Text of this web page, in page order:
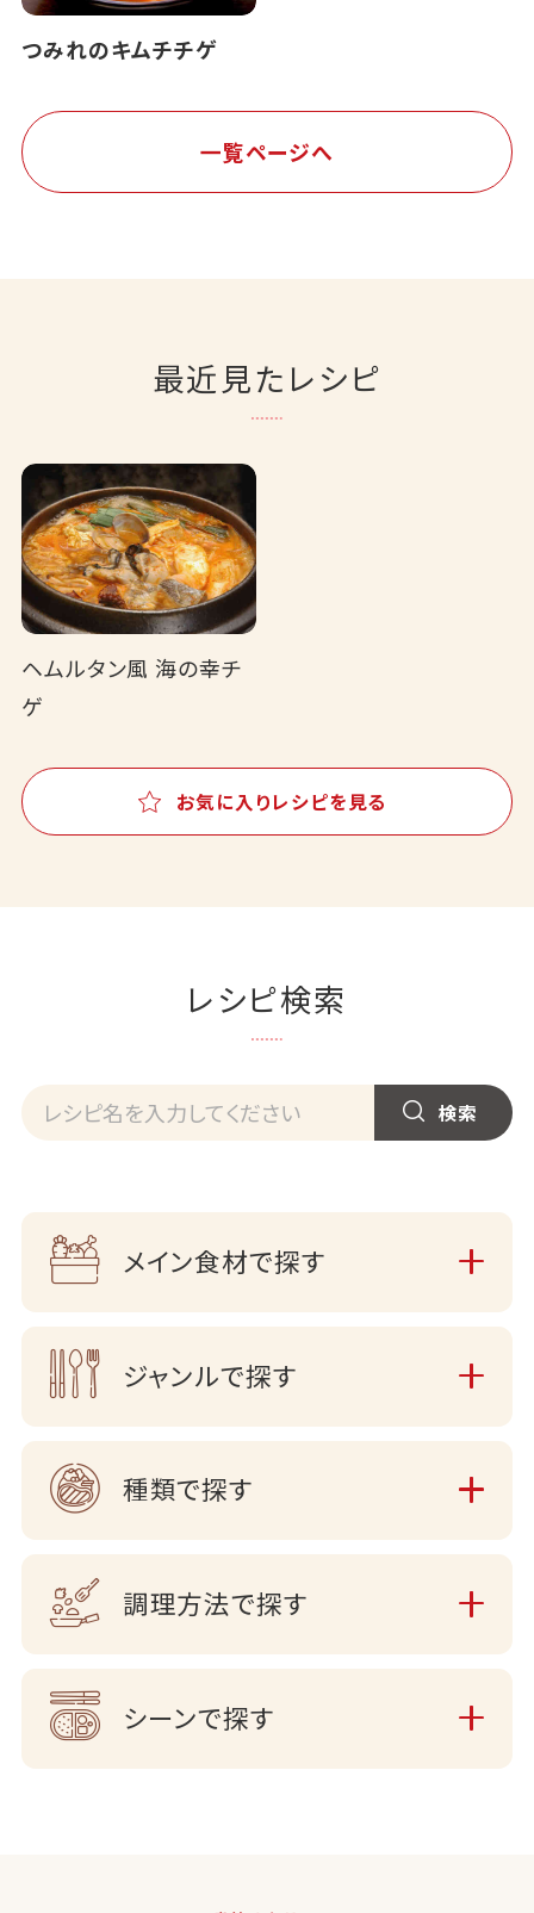
つみれのキムチチゲ
一覧ページへ
最近見たレシピ
ヘムルタン風 海の幸チ
ゲ
お気に入りレシピを見る
レシピ検索
メイン食材で探す
ジャンルで探す
種類で探す
調理方法で探す
シーンで探す